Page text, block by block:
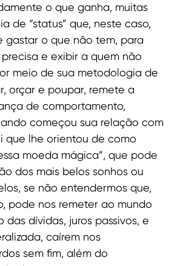
o que ganha, muitas
de “status” que, neste caso,
gastar o que não tem, para
e exibir a quem não
meio de sua metodologia de
orçar e poupar, remete a
de comportamento,
começou sua relação com
que lhe orientou de como
moeda mágica”, que pode
dos mais belos sonhos ou
se não entendermos que,
pode nos remeter ao mundo
das dívidas, juros passivos, e
caírem nos
sem fim, além do